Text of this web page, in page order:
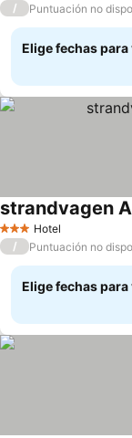
/ Puntuación no
Elige fechas
3 Estrellas
Hotel
strandvagen
/ Puntuación no
Elige fechas